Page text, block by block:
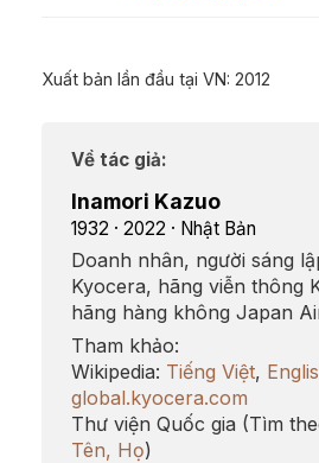
Xuất bản lần đầu tại VN: 2012
Về tác giả:
Inamori Kazuo
1932 · 2022 · Nhật Bản
Doanh nhân, người sáng
Kyocera, hãng viễn thông
hãng hàng không Japan
Tham khảo:
Wikipedia: Tiếng Việt,
global.kyocera.com
Thư viện Quốc gia (Tìm
Tên, Họ)